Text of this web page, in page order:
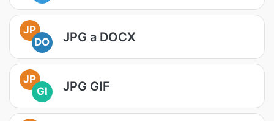
JP
DO
JPG a DOCX
JP
GI
JPG GIF